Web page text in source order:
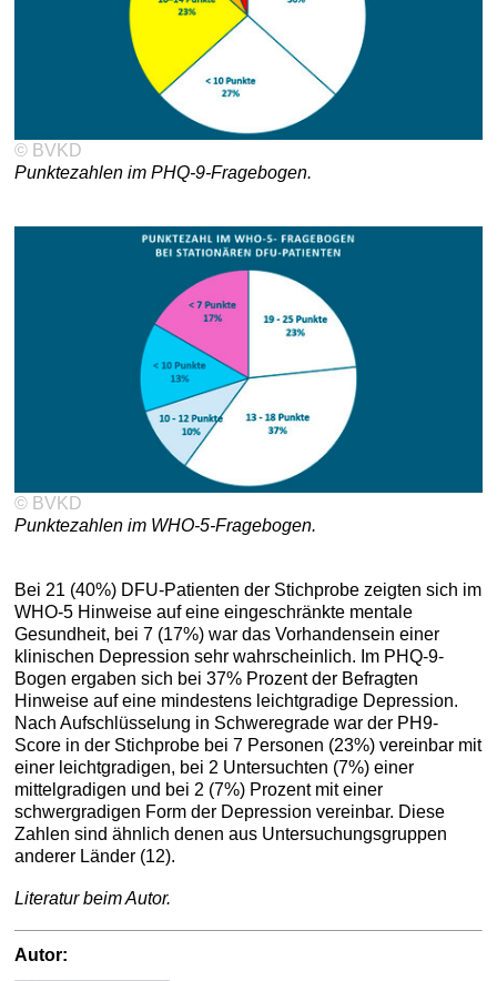
© BVKD
Punktezahlen im PHQ-9-Fragebogen.
© BVKD
Punktezahlen im WHO-5-Fragebogen.
Bei 21 (40%) DFU-Patienten der Stichprobe zeigten sich im
WHO-5 Hinweise auf eine eingeschränkte mentale
Gesundheit, bei 7 (17%) war das Vorhandensein einer
klinischen Depression sehr wahrscheinlich. Im PHQ-9-
Bogen ergaben sich bei 37% Prozent der Befragten
Hinweise auf eine mindestens leichtgradige Depression.
Nach Aufschlüsselung in Schweregrade war der PH9-
Score in der Stichprobe bei 7 Personen (23%) vereinbar mit
einer leichtgradigen, bei 2 Untersuchten (7%) einer
mittelgradigen und bei 2 (7%) Prozent mit einer
schwergradigen Form der Depression vereinbar. Diese
Zahlen sind ähnlich denen aus Untersuchungsgruppen
anderer Länder (12).
Literatur beim Autor.
Autor: